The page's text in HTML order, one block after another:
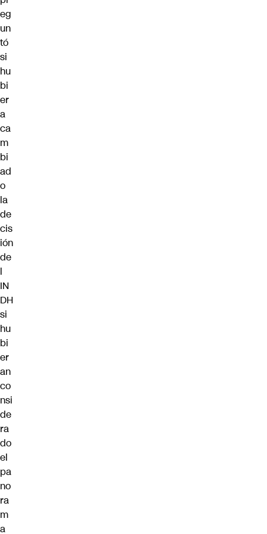
eg
un
tó
si
hu
bi
er
a
ca
m
bi
ad
o
la
de
cis
ión
de
l
IN
DH
si
hu
bi
er
an
co
nsi
de
ra
do
el
pa
no
ra
m
a